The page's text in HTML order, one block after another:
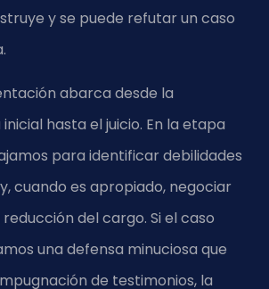
y se puede refutar un caso
abarca desde la
hasta el juicio. En la etapa
para identificar debilidades
cuando es apropiado, negociar
del cargo. Si el caso
una defensa minuciosa que
de testimonios, la